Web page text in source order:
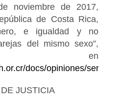
noviembre de 2017,
de Costa Rica,
e igualdad y no
del mismo sexo”,
en
docs/opiniones/
JUSTICIA